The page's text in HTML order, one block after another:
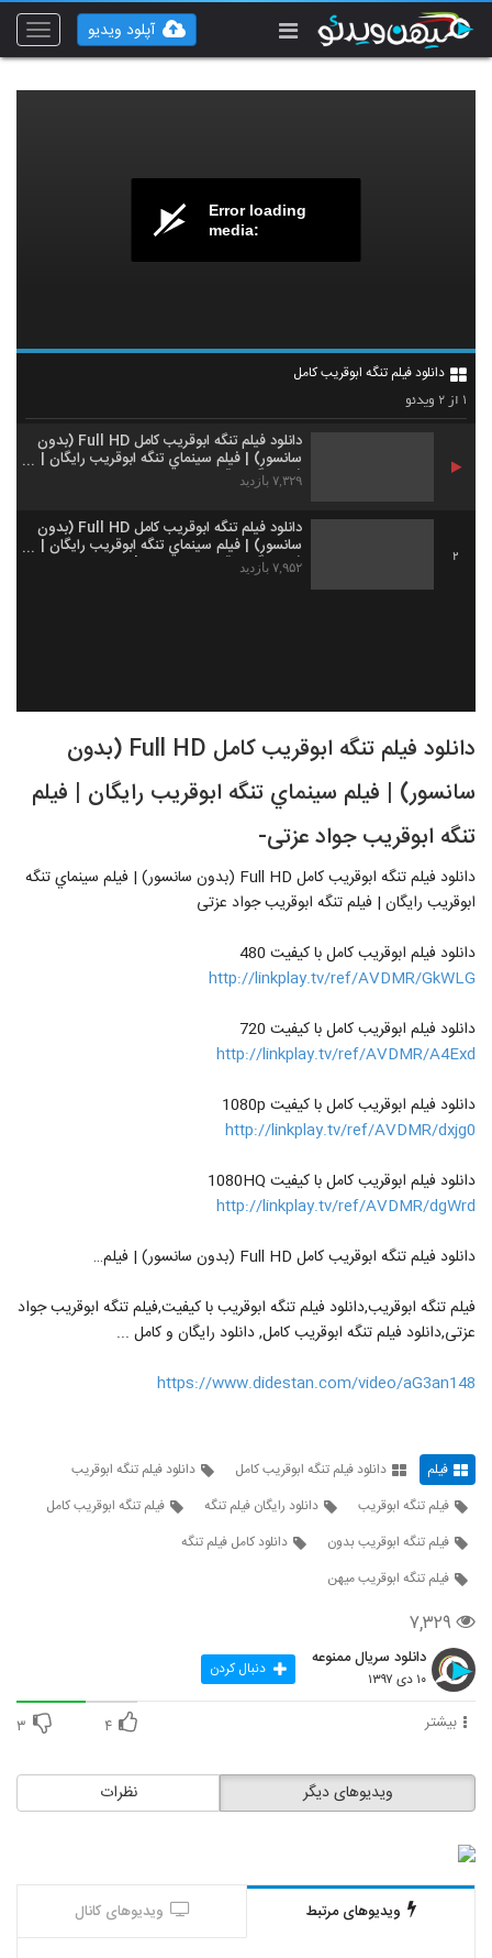
Toggle
آپلود ویدیو
Error loading
media:
دانلود فیلم تنگه ابوقریب کامل
۱ از ۲ ویدئو
دانلود فيلم تنگه ابوقریب کامل Full HD (بدون
سانسور) | فيلم سينماي تنگه ابوقریب رایگان |
فيلم تنگه ابوقریب جواد عزتی-
۷,۳۲۹ بازدید
2
دانلود فيلم تنگه ابوقریب کامل Full HD (بدون
سانسور) | فيلم سينماي تنگه ابوقریب رایگان |
فيلم تنگه ابوقریب جواد عزتی'
۷,۹۵۲ بازدید
دانلود فيلم تنگه ابوقریب کامل Full HD (بدون
سانسور) | فيلم سينماي تنگه ابوقریب رایگان | فيلم
تنگه ابوقریب جواد عزتی-
دانلود فيلم تنگه ابوقریب کامل Full HD (بدون سانسور) | فيلم سينماي تنگه
ابوقریب رایگان | فيلم تنگه ابوقریب جواد عزتی
دانلود فیلم ابوقریب کامل با کیفیت 480
http://linkplay.tv/ref/AVDMR/GkWLG
دانلود فیلم ابوقریب کامل با کیفیت 720
http://linkplay.tv/ref/AVDMR/A4Exd
دانلود فیلم ابوقریب کامل با کیفیت 1080p
http://linkplay.tv/ref/AVDMR/dxjg0
دانلود فیلم ابوقریب کامل با کیفیت 1080HQ
http://linkplay.tv/ref/AVDMR/dgWrd
دانلود فيلم تنگه ابوقریب کامل Full HD (بدون سانسور) | فيلم…
فیلم تنگه ابوقریب,دانلود فیلم تنگه ابوقریب با کیفیت,فیلم تنگه ابوقریب جواد
عزتی,دانلود فیلم تنگه ابوقریب کامل, دانلود رایگان و کامل ...
https://www.didestan.com/video/aG3an148
فیلم دانلود فیلم تنگه ابوقریب کامل
دانلود فیلم تنگه ابوقریب
فیلم تنگه ابوقریب
دانلود رایگان فیلم تنگه
فیلم تنگه ابوقریب کامل
فیلم تنگه ابوقریب بدون
دانلود کامل فیلم تنگه
فیلم تنگه ابوقریب میهن
۷,۳۲۹
دانلود سریال ممنوعه
۱۰ دی ۱۳۹۷ دنبال کردن
بیشتر ۴ ۳
نظرات ویدیوهای دیگر
ویدیوهای مرتبط ویدیوهای کانال